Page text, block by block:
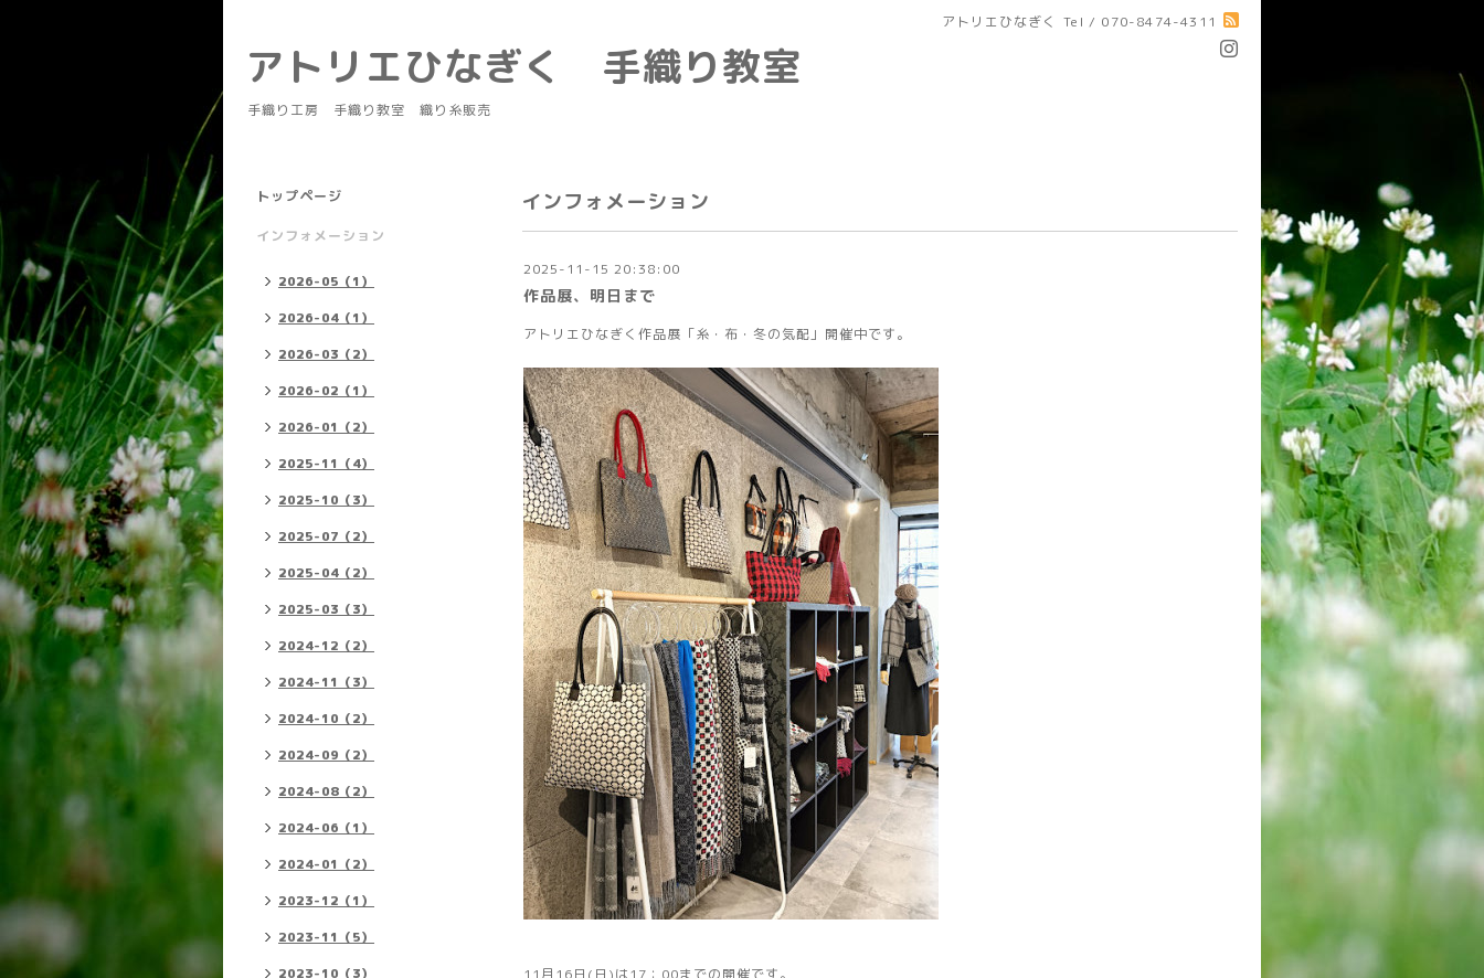
アトリエひなぎく Tel / 070-8474-4311
アトリエひなぎく 手織り教室
手織り工房 手織り教室 織り糸販売
インフォメーション
2025-11-15 20:38:00
作品展、明日まで
アトリエひなぎく作品展「糸・布・冬の気配」開催中です。
11月16日(日)は17：00までの開催です。
トップページ
インフォメーション
2026-05（1）
2026-04（1）
2026-03（2）
2026-02（1）
2026-01（2）
2025-11（4）
2025-10（3）
2025-07（2）
2025-04（2）
2025-03（3）
2024-12（2）
2024-11（3）
2024-10（2）
2024-09（2）
2024-08（2）
2024-06（1）
2024-01（2）
2023-12（1）
2023-11（5）
2023-10（3）